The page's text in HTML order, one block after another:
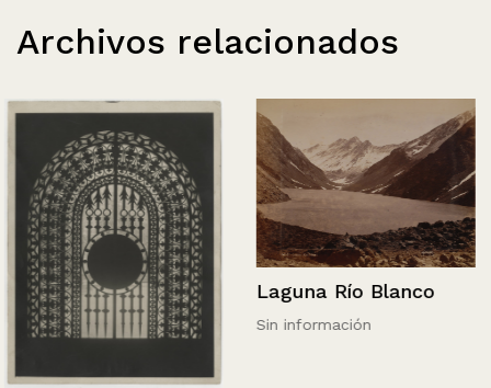
Archivos relacionados
Laguna Río Blanco
Sin información